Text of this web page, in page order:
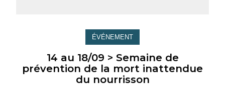
ÉVÉNEMENT
14 au 18/09 > Semaine de
prévention de la mort inattendue
du nourrisson